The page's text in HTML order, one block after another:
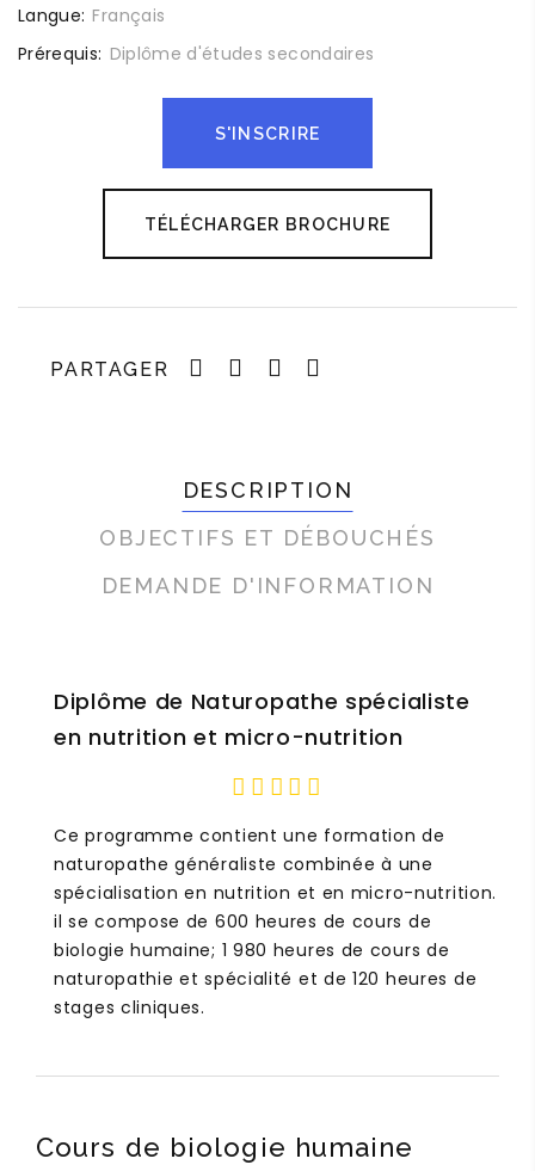
Langue: Français
Prérequis: Diplôme d'études secondaires
S'INSCRIRE
TÉLÉCHARGER BROCHURE
PARTAGER
DESCRIPTION
OBJECTIFS ET DÉBOUCHÉS
DEMANDE D'INFORMATION
Diplôme de Naturopathe spécialiste
en nutrition et micro-nutrition
Ce programme contient une formation de
naturopathe généraliste combinée à une
spécialisation en nutrition et en micro-nutrition.
il se compose de 600 heures de cours de
biologie humaine; 1 980 heures de cours de
naturopathie et spécialité et de 120 heures de
stages cliniques.
Cours de biologie humaine